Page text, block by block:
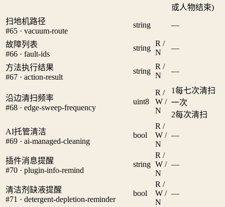
或人物结束)
扫地机路径
#65 · vacuum-route
string —
故障列表
#66 · fault-ids
string
R /
N
—
方法执行结果
#67 · action-result
string
R /
N
—
沿边清扫频率
#68 · edge-sweep-frequency
uint8
R /
W /
N
1每七次清扫
一次
2每次清扫
AI托管清洁
#69 · ai-managed-cleaning
bool
R /
W /
N
—
插件消息提醒
#70 · plugin-info-remind
string
R /
W /
N
—
清洁剂缺液提醒
#71 · detergent-depletion-reminder
bool
R /
W /
N
—